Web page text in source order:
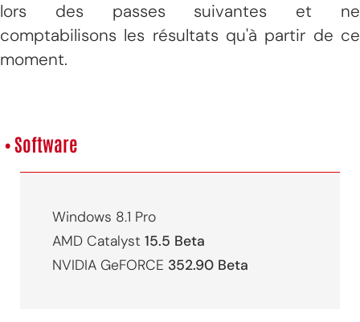
lors des passes suivantes et ne
comptabilisons les résultats qu'à partir de ce
moment.
• Software
Windows 8.1 Pro
AMD Catalyst 15.5 Beta
NVIDIA GeFORCE 352.90 Beta